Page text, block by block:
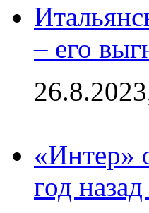
– его
«Интер»
год